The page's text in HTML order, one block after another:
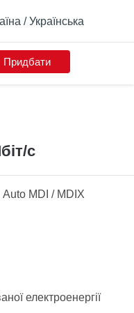
/Українська
Придбати
с
Auto MDI / MDIX
електроенергії